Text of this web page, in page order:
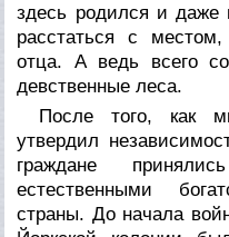
здесь родился и
расстаться с
отца. А ведь всего
девственные леса.
После того, как
утвердил
граждане
естественными
страны. До начала